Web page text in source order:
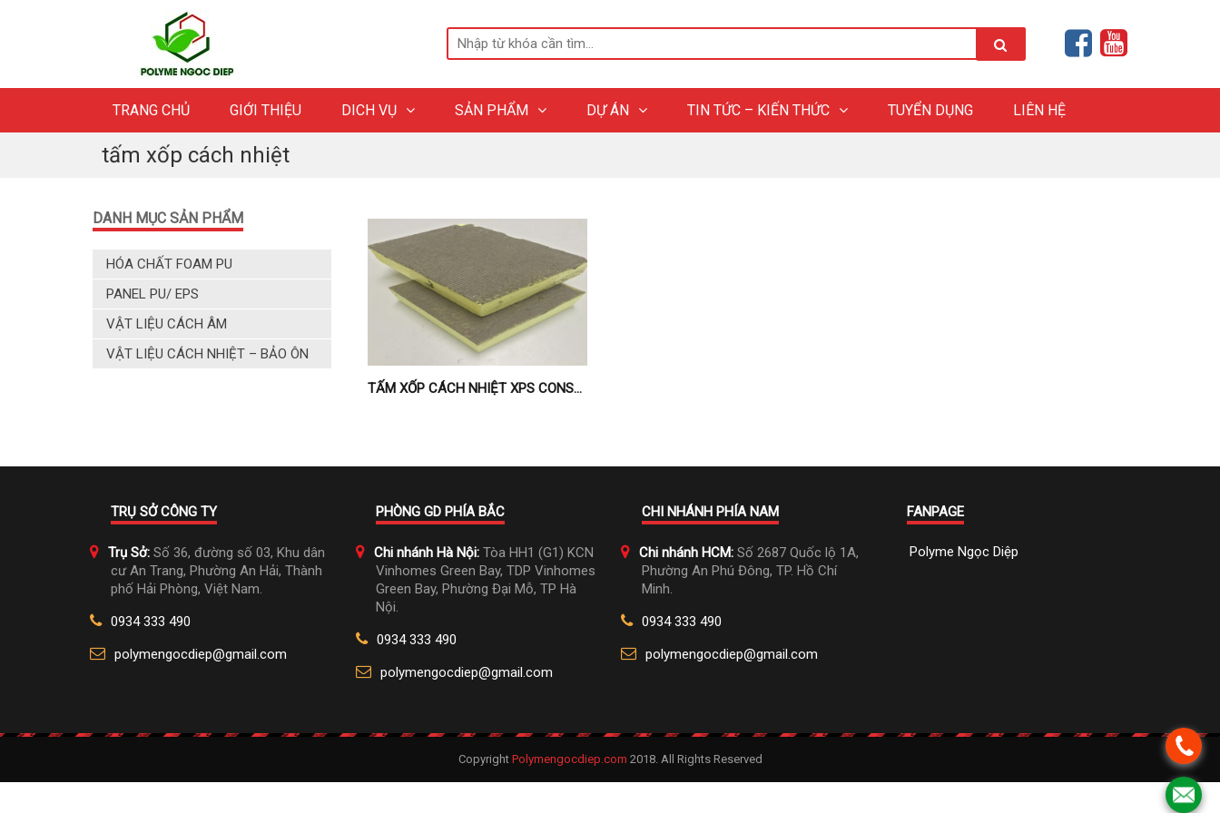
TRANG CHỦ GIỚI THIỆU DICH VỤ SẢN PHẨM DỰ ÁN TIN TỨC – KIẾN THỨC TUYỂN DỤNG LIÊN HỆ
tấm xốp cách nhiệt
DANH MỤC SẢN PHẨM
HÓA CHẤT FOAM PU
PANEL PU/ EPS
VẬT LIỆU CÁCH ÂM
VẬT LIỆU CÁCH NHIỆT – BẢO ÔN
TẤM XỐP CÁCH NHIỆT XPS CONSTRUCTION TPM
TRỤ SỞ CÔNG TY
Trụ Sở:Số 36, đường số 03, Khu dân
cư An Trang, Phường An Hải, Thành
phố Hải Phòng, Việt Nam.
0934 333 490
polymengocdiep@gmail.com
PHÒNG GD PHÍA BẮC
Chi nhánh Hà Nội:Tòa HH1 (G1) KCN
Vinhomes Green Bay, TDP Vinhomes
Green Bay, Phường Đại Mỗ, TP Hà
Nội.
0934 333 490
polymengocdiep@gmail.com
CHI NHÁNH PHÍA NAM
Chi nhánh HCM: Số 2687 Quốc lộ 1A,
Phường An Phú Đông, TP. Hồ Chí
Minh.
0934 333 490
polymengocdiep@gmail.com
FANPAGE
Polyme Ngọc Diệp
Copyright Polymengocdiep.com 2018. All Rights Reserved